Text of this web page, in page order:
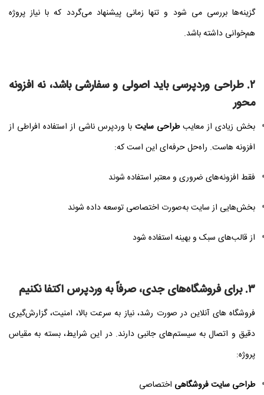
گزینه‌ها بررسی می‌ شود و تنها زمانی پیشنهاد می‌گردد که با نیاز پروژه
هم‌خوانی داشته باشد.
۲. طراحی وردپرسی باید اصولی و سفارشی باشد، نه افزونه‌
محور
بخش زیادی از معایبطراحی سایت با وردپرس ناشی از استفاده افراطی از
افزونه‌ هاست. راه‌حل حرفه‌ای این است که:
فقط افزونه‌های ضروری و معتبر استفاده شوند
بخش‌هایی از سایت به‌صورت اختصاصی توسعه داده شوند
از قالب‌های سبک و بهینه استفاده شود
۳. برای فروشگاه‌های جدی، صرفاً به وردپرس اکتفا نکنیم
فروشگاه‌ های آنلاین در صورت رشد، نیاز به سرعت بالا، امنیت، گزارش‌گیری
دقیق و اتصال به سیستم‌های جانبی دارند. در این شرایط، بسته به مقیاس
پروژه:
طراحی سایت فروشگاهی اختصاصی